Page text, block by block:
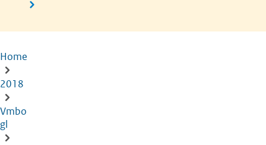
Kruimelpad
Home
2018
Vmbo
gl